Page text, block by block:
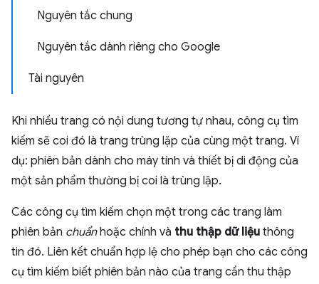
Nguyên tắc chung
Nguyên tắc dành riêng cho Google
Tài nguyên
Khi nhiều trang có nội dung tương tự nhau, công cụ tìm
kiếm sẽ coi đó là trang trùng lặp của cùng một trang. Ví
dụ: phiên bản dành cho máy tính và thiết bị di động của
một sản phẩm thường bị coi là trùng lặp.
Các công cụ tìm kiếm chọn một trong các trang làm
phiên bản chuẩnhoặc chính và thu thập dữ liệu thông
tin đó. Liên kết chuẩn hợp lệ cho phép bạn cho các công
cụ tìm kiếm biết phiên bản nào của trang cần thu thập